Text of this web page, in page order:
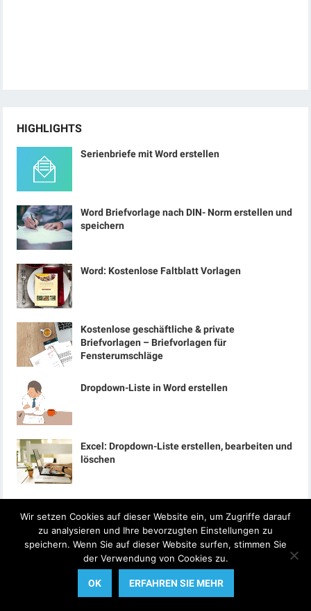
HIGHLIGHTS
Serienbriefe mit Word erstellen
Word Briefvorlage nach DIN- Norm erstellen und
speichern
Word: Kostenlose Faltblatt Vorlagen
Kostenlose geschäftliche & private
Briefvorlagen – Briefvorlagen für
Fensterumschläge
Dropdown-Liste in Word erstellen
Excel: Dropdown-Liste erstellen, bearbeiten und
löschen
PowerPoint
Kostenlose Organigramm Vorlagen für Word,
Wir setzen Cookies auf dieser Website ein, um Zugriffe darauf
zu analysieren und Ihre bevorzugten Einstellungen zu
speichern. Wenn Sie auf dieser Website surfen, stimmen Sie
der Verwendung von Cookies zu.
OK ERFAHREN SIE MEHR